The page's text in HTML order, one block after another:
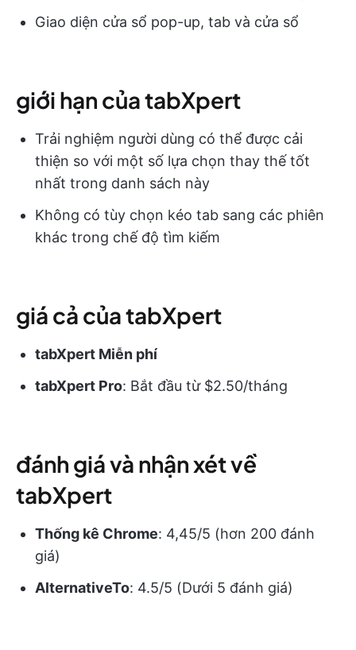
Giao diện cửa sổ pop-up, tab và cửa sổ
giới hạn của tabXpert
Trải nghiệm người dùng có thể được cải
thiện so với một số lựa chọn thay thế tốt
nhất trong danh sách này
Không có tùy chọn kéo tab sang các phiên
khác trong chế độ tìm kiếm
giá cả của tabXpert
tabXpert Miễn phí
tabXpert Pro: Bắt đầu từ $2.50/tháng
đánh giá và nhận xét về
tabXpert
Thống kê Chrome: 4,45/5 (hơn 200 đánh
giá)
AlternativeTo: 4.5/5 (Dưới 5 đánh giá)